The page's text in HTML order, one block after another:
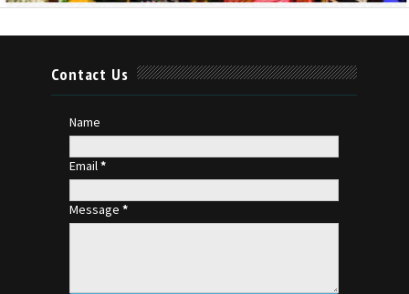
Contact Us
Name
Email*
Message*